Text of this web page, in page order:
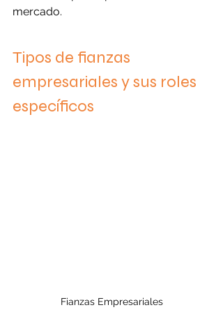
mercado.
Tipos de fianzas
empresariales y sus roles
específicos
Fianzas Empresariales